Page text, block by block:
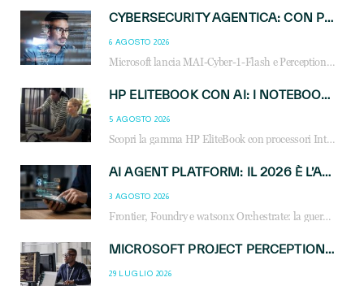
CYBERSECURITY AGENTICA: CON PERCEPTION E MAI-CYBER-1-FLASH MICROSOFT APRE NUOVI SERVIZI PER IL CANALE
6 AGOSTO 2026
Microsoft lancia MAI-Cyber-1-Flash e Perception: cybersecurity agentica in preview dal 3 novembre. Cosa cambia per MSP, system integrator e reseller.
HP ELITEBOOK CON AI: I NOTEBOOK BUSINESS INTELLIGENTI CHE TRASFORMANO PRODUTTIVITÀ, SICUREZZA E LAVORO IBRIDO
5 AGOSTO 2026
Scopri la gamma HP EliteBook con processori Intel® Core™ Ultra e AMD Ryzen™ AI. Notebook business progettati per aumentare la produttività, migliorare la collaborazione e garantire sicurezza avanzata in ufficio e in mobilità.
AI AGENT PLATFORM: IL 2026 È L’ANNO DEL «SISTEMA OPERATIVO» PER GLI AGENTI AZIENDALI
3 AGOSTO 2026
Frontier, Foundry e watsonx Orchestrate: la guerra delle piattaforme AI agent ridisegna il mercato IT. Cosa cambia per reseller, MSP e system integrator.
MICROSOFT PROJECT PERCEPTION: COME GLI AGENTI AI CAMBIERANNO SOC, CYBERSECURITY E SERVIZI MSP
29 LUGLIO 2026